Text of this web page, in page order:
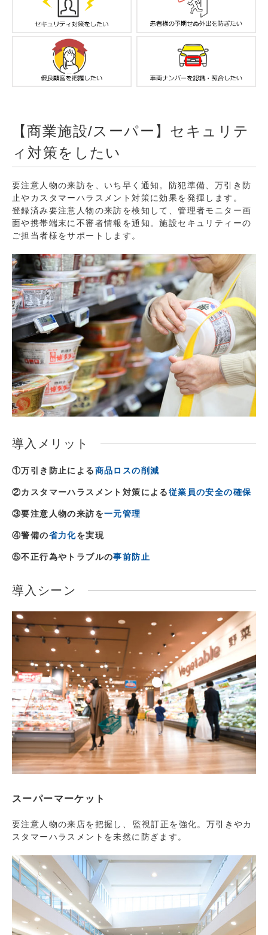
【商業施設/スーパー】セキュリテ
ィ対策をしたい
要注意人物の来訪を、いち早く通知。防犯準備、万引き防
止やカスタマーハラスメント対策に効果を発揮します。
登録済み要注意人物の来訪を検知して、管理者モニター画
面や携帯端末に不審者情報を通知。施設セキュリティーの
ご担当者様をサポートします。
導入メリット
①万引き防止による商品ロスの削減
②カスタマーハラスメント対策による従業員の安全の確保
③要注意人物の来訪を一元管理
④警備の省力化を実現
⑤不正行為やトラブルの事前防止
導入シーン
スーパーマーケット
要注意人物の来店を把握し、 監視訂正を強化。万引きやカ
スタマーハラスメントを未然に防ぎます。